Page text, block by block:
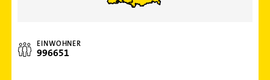
EINWOHNER
996651